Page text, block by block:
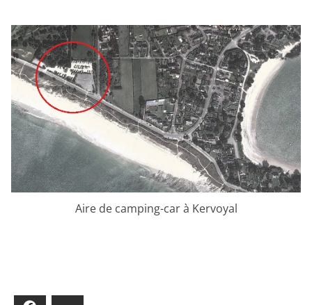
Aire de camping-car à Kervoyal